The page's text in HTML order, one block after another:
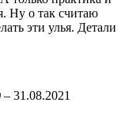
Ну о так считаю
эти улья. Детали
– 31.08.2021